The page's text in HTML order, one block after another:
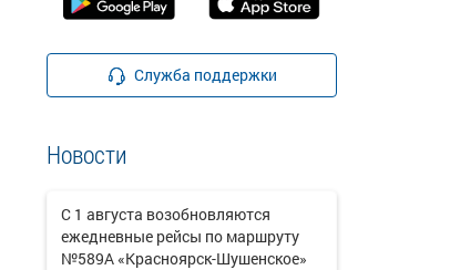
Служба поддержки
Новости
С 1 августа возобновляются
ежедневные рейсы по маршруту
№589А «Красноярск-Шушенское»